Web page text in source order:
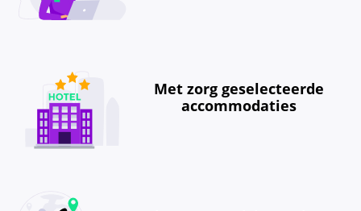
Met zorg geselecteerde
accommodaties